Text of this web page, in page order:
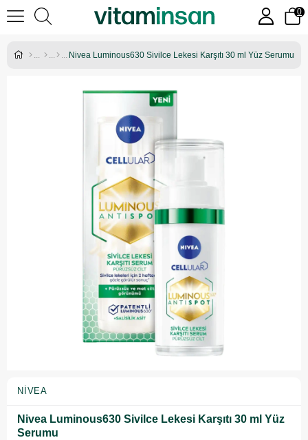
0
Nivea Luminous630 Sivilce Lekesi Karşıtı 30 ml Yüz Serumu
NIVEA
Nivea Luminous630 Sivilce Lekesi Karşıtı 30 ml Yüz
Serumu